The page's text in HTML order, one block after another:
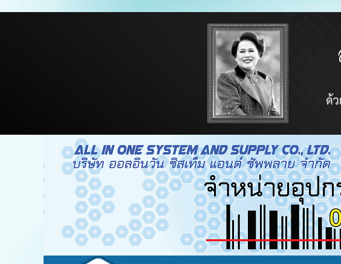
จำหน่าย อุปกรณ์บาร์โค้ด อาร์เอ